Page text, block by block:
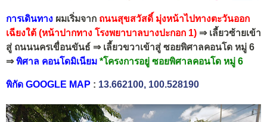
การเดินทาง ผมเริ่มจาก ถนนสุขสวัสดิ์ มุ่งหน้าไปทางตะวันออก
เฉียงใต้ (หน้าปากทาง โรงพยาบาลบางปะกอก 1) ⇒ เลี้ยวซ้ายเข้า
สู่ ถนนนครเขื่อนขันธ์ ⇒ เลี้ยวขวาเข้าสู่ ซอยพิศาลคอนโด หมู่ 6
⇒พิศาล คอนโดมิเนียม *โครงการอยู่ ซอยพิศาลคอนโด หมู่ 6
พิกัด GOOGLE MAP : 13.662100, 100.528190